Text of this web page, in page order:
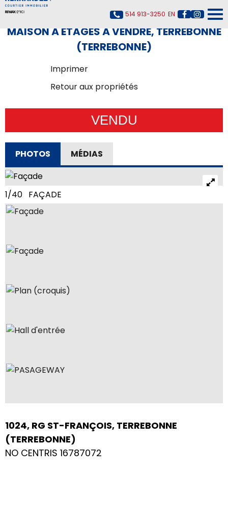
514 913-3250 EN
MAISON À ÉTAGES À VENDRE, TERREBONNE
(TERREBONNE)
Imprimer
Retour aux propriétés
VENDU
PHOTOS MÉDIAS
1/40 FAÇADE
1024, RG ST-FRANÇOIS, TERREBONNE
(TERREBONNE)
NO CENTRIS 16787072